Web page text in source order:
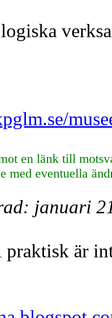
en länk till
med eventuella
januari
är